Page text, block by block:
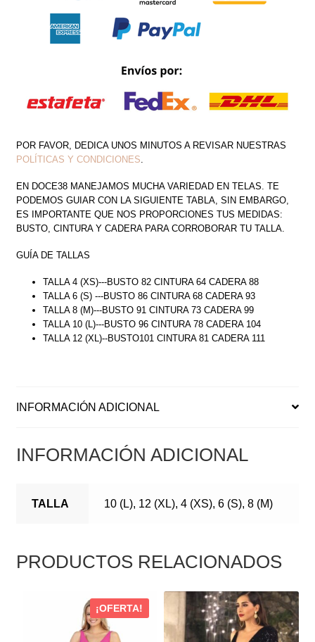
POR FAVOR, DEDICA UNOS MINUTOS A REVISAR NUESTRAS
POLÍTICAS Y CONDICIONES
EN DOCE38 MANEJAMOS MUCHA VARIEDAD EN TELAS. TE
PODEMOS GUIAR CON LA SIGUIENTE TABLA, SIN EMBARGO,
ES IMPORTANTE QUE NOS PROPORCIONES TUS MEDIDAS:
BUSTO, CINTURA Y CADERA PARA CORROBORAR TU TALLA.
GUÍA DE TALLAS
TALLA 4 (XS)---BUSTO 82 CINTURA 64 CADERA 88
TALLA 6 (S) ---BUSTO 86 CINTURA 68 CADERA 93
TALLA 8 (M)---BUSTO 91 CINTURA 73 CADERA 99
TALLA 10 (L)---BUSTO 96 CINTURA 78 CADERA 104
TALLA 12 (XL)--BUSTO101 CINTURA 81 CADERA 111
INFORMACIÓN ADICIONAL
INFORMACIÓN ADICIONAL
TALLA 10 (L), 12 (XL), 4 (XS), 6 (S), 8 (M)
PRODUCTOS RELACIONADOS
¡OFERTA!
PRODUCTO
PRODUCTO
TIENE